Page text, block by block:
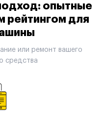
опытные
рейтингом для
или ремонт вашего
средства